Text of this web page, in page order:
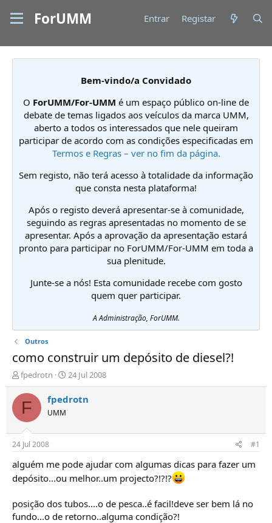
ForUMM Entrar Registar
Bem-vindo/a Convidado
O ForUMM/For-UMM é um espaço público on-line de
debate de temas ligados aos veículos da marca UMM,
aberto a todos os interessados que nele queiram
participar de acordo com as condições especificadas em
Termos e Regras – ver no fim da página.
Sem registo, não terá acesso à totalidade da informação
que consta nesta plataforma!
Após o registo deverá apresentar-se à comunidade,
seguindo as regras apresentadas no momento de se
apresentar. Após a aprovação da apresentação estará
pronto para participar no ForUMM/For-UMM em toda a
sua plenitude.
Junte-se a nós! Esta comunidade recebe com gosto
quem quer participar.
A Administração, ForUMM.
Outros
como construir um depósito de diesel?!
I
n
i
i
d
o
r
d
e
ó
p
fpedrotn
D
a
t
í
24 Jul 2008
F fpedrotn
UMM
24 Jul 2008 #1
alguém me pode ajudar com algumas dicas para fazer um
depósito...ou melhor..um projecto?!?!?
posição dos tubos....o de pesca..é facil!deve ser bem lá no
fundo...o de retorno..alguma condição?!